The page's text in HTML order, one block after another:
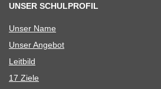
UNSER SCHULPROFIL
Unser Name
Unser Ange­bot
Leit­bild
17 Ziele